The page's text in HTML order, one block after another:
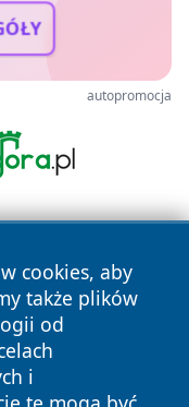
autopromocja
cookies, aby
także plików
od
i
prawa